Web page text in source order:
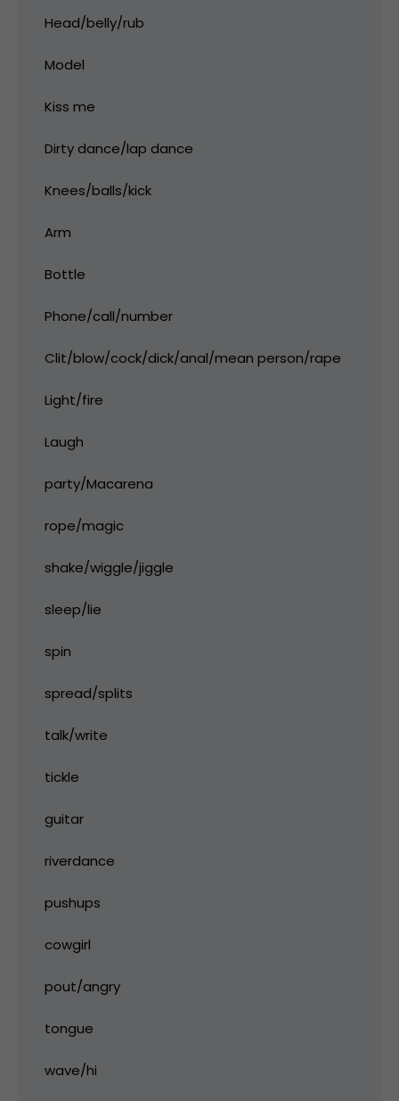
Head/belly/rub
Model
Kiss me
Dirty dance/lap dance
Knees/balls/kick
Arm
Bottle
Phone/call/number
Clit/blow/cock/dick/anal/mean person/rape
Light/fire
Laugh
party/Macarena
rope/magic
shake/wiggle/jiggle
sleep/lie
spin
spread/splits
talk/write
tickle
guitar
riverdance
pushups
cowgirl
pout/angry
tongue
wave/hi